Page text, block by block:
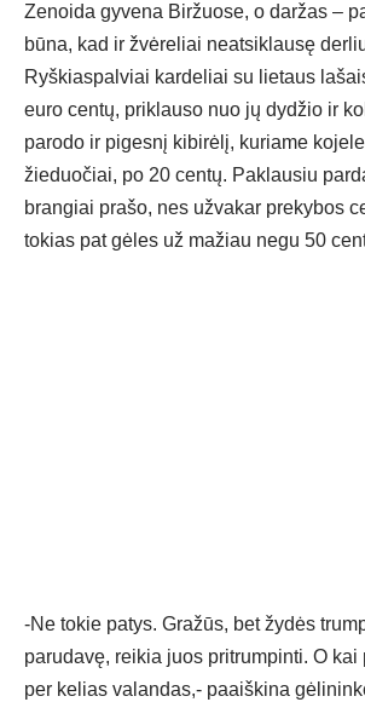
Zenoida gyvena Biržuose, o daržas –
būna, kad ir žvėreliai neatsiklausę
Ryškiaspalviai kardeliai su lietaus
euro centų, priklauso nuo jų dydžio ir
parodo ir pigesnį kibirėlį, kuriame
žieduočiai, po 20 centų. Paklausiu
brangiai prašo, nes užvakar prekybos
tokias pat gėles už mažiau negu 50
-Ne tokie patys. Gražūs, bet žydės
parudavę, reikia juos pritrumpinti. O kai
per kelias valandas,- paaiškina